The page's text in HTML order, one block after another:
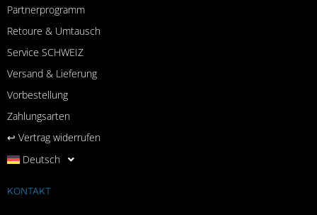
Partnerprogramm
Retoure & Umtausch
Service SCHWEIZ
Versand & Lieferung
Vorbestellung
Zahlungsarten
↩︎ Vertrag widerrufen
Deutsch
KONTAKT